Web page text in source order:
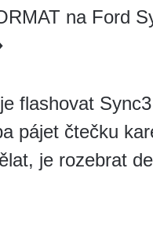
na Ford
flashovat
pájet čtečku
je rozebrat